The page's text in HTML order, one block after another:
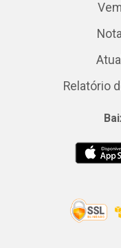
Relatório